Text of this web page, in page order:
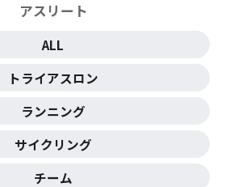
アスリート
ALL
トライアスロン
ランニング
サイクリング
チーム